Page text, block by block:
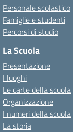
Personale scolastico
Famiglie e studenti
Percorsi di studio
La Scuola
Presentazione
I luoghi
Le carte della scuola
Organizzazione
I numeri della scuola
La storia